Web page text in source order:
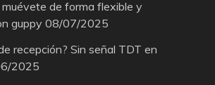
de forma flexible y
guppy 08/07/2025
recepción? Sin señal TDT en
2025